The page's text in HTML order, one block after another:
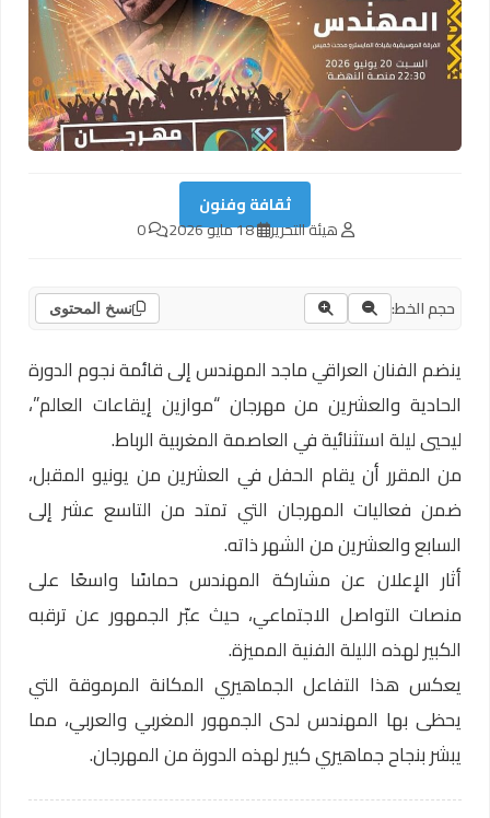
ثقافة وفنون
هيئة التحرير 18 مايو 2026 0
حجم الخط: نسخ المحتوى
ينضم الفنان العراقي ماجد المهندس إلى قائمة نجوم الدورة
الحادية والعشرين من مهرجان “موازين إيقاعات العالم”،
ليحيي ليلة استثنائية في العاصمة المغربية الرباط.
من المقرر أن يقام الحفل في العشرين من يونيو المقبل،
ضمن فعاليات المهرجان التي تمتد من التاسع عشر إلى
السابع والعشرين من الشهر ذاته.
أثار الإعلان عن مشاركة المهندس حماسًا واسعًا على
منصات التواصل الاجتماعي، حيث عبّر الجمهور عن ترقبه
الكبير لهذه الليلة الفنية المميزة.
يعكس هذا التفاعل الجماهيري المكانة المرموقة التي
يحظى بها المهندس لدى الجمهور المغربي والعربي، مما
يبشر بنجاح جماهيري كبير لهذه الدورة من المهرجان.